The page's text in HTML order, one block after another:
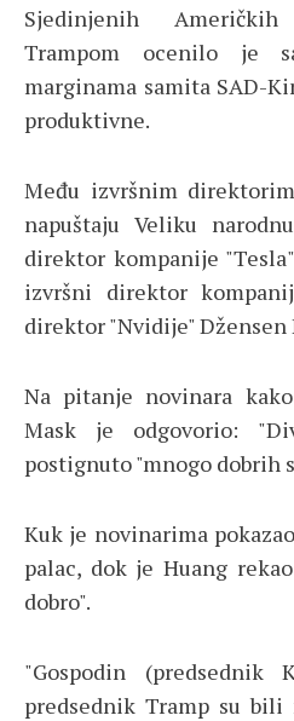
Sjedinjenih
Trampom ocenilo je
marginama samita SAD-
produktivne.
Među izvršnim
napuštaju Veliku
direktor kompanije
izvršni direktor
direktor "Nvidije" Džensen
Na pitanje novinara
Mask je odgovorio:
postignuto "mnogo dobrih
Kuk je novinarima
palac, dok je Huang
dobro".
"Gospodin
predsednik Tramp su bili